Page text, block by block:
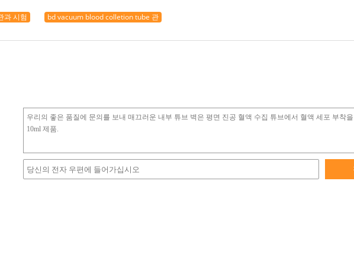
과 시험 bd vacuum blood colletion tube 관